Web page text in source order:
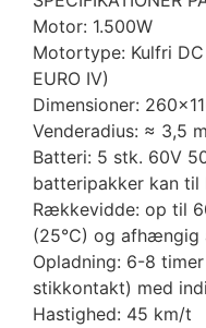
Motor: 1.500W
Motortype: Kulfri
EURO IV)
Dimensioner:
Venderadius: ≈ 3,5
Batteri: 5 stk. 60V
batteripakker kan til
Rækkevidde: op til
(25°C) og afhængig
Opladning: 6-8
stikkontakt) med
Hastighed: 45 km/t